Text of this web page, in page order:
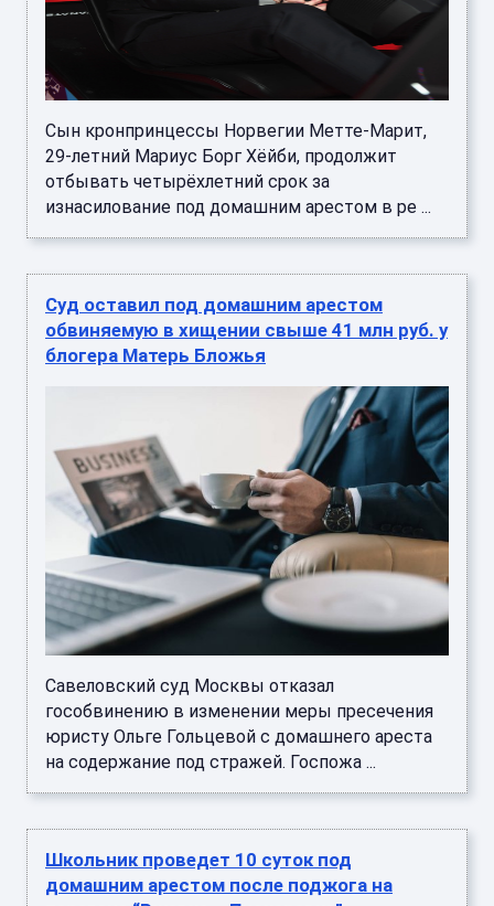
Сын кронпринцессы Норвегии Метте-Марит,
29-летний Мариус Борг Хёйби, продолжит
отбывать четырёхлетний срок за
изнасилование под домашним арестом в ре ...
Суд оставил под домашним арестом
обвиняемую в хищении свыше 41 млн руб. у
блогера Матерь Бложья
Савеловский суд Москвы отказал
гособвинению в изменении меры пресечения
юристу Ольге Гольцевой с домашнего ареста
на содержание под стражей. Госпожа ...
Школьник проведет 10 суток под
домашним арестом после поджога на